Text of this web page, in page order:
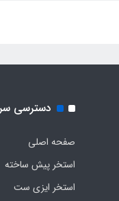
دسترسی
صفحه اصلی
استخر پیش ساخته
استخر ایزی ست